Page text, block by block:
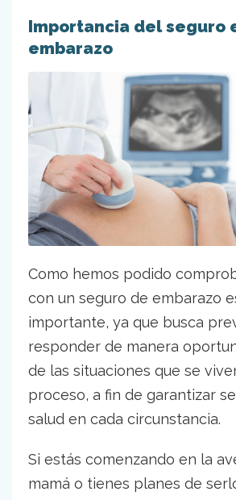
Importancia del seguro
embarazo
Como hemos podido
con un seguro de embarazo
importante, ya que busca
responder de manera
de las situaciones que se
proceso, a fin de garantizar
salud en cada circunstancia.
Si estás comenzando en la
mamá o tienes planes de